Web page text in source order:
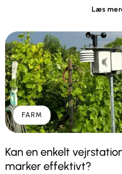
Læs
FARM
Kan en enkelt
marker effektivt?